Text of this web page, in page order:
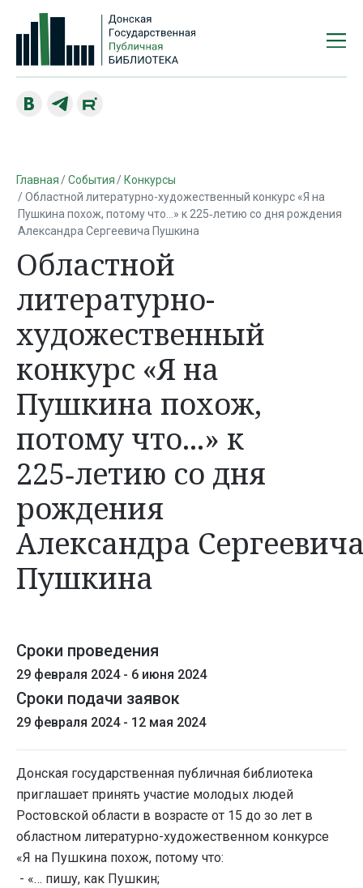
Главная События
Конкурсы
Областной литературно-художественный конкурс «Я на
Пушкина похож, потому что...» к 225‑летию со дня рождения
Александра Сергеевича Пушкина
Областной
литературно-
художественный
конкурс «Я на
Пушкина похож,
потому что...» к
225‑летию со дня
рождения
Александра
Пушкина
Сроки проведения
29 февраля 2024 - 6 июня 2024
Cроки подачи заявок
29 февраля 2024 - 12 мая 2024
Донская государственная публичная библиотека
приглашает принять участие молодых людей
Ростовской области в возрасте от 15 до зо лет в
областном литературно-художественном конкурсе
«Я на Пушкина похож, потому что:
- «… пишу, как Пушкин;